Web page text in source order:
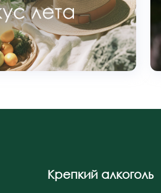
Крепкий алкоголь